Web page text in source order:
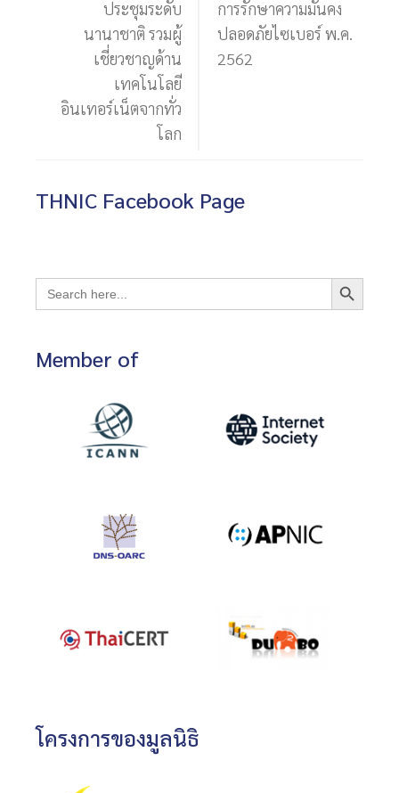
ประชุมระดับ
นานาชาติ รวมผู้
เชี่ยวชาญด้าน
เทคโนโลยี
อินเทอร์เน็ตจากทั่ว
โลก
การรักษาความมั่นคง
ปลอดภัยไซเบอร์ พ.ค.
2562
THNIC Facebook Page
Search
for:
Search Button
Member of
โครงการของมูลนิธิ